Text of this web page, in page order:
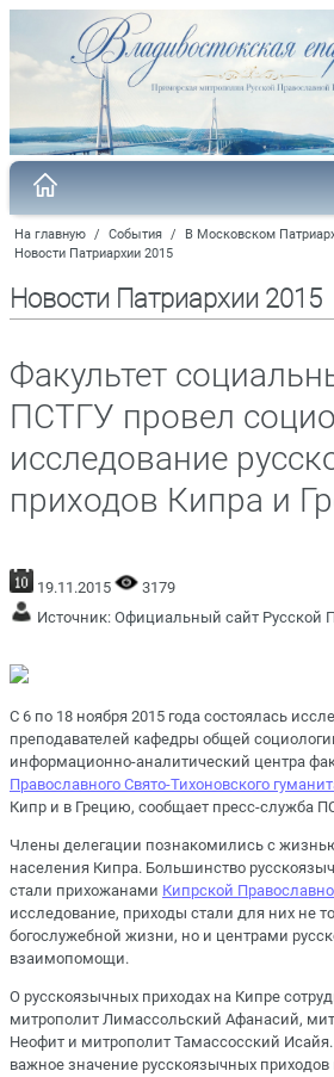
На главную / События / В Московском
Новости Патриархии 2015
Новости Патриархии 2015
Факультет
ПСТГУ провел
исследование
приходов Кипра и
19.11.2015
3179
Источник: Официальный сайт Русской
С 6 по 18 ноября 2015 года состоялась
преподавателей кафедры общей
информационно-аналитический центра
Православного Свято-Тихоновского
Кипр и в Грецию, сообщает пресс-служба
Члены делегации познакомились с
населения Кипра. Большинство
стали прихожанами Кипрской
исследование, приходы стали для них не
богослужебной жизни, но и центрами
взаимопомощи.
О русскоязычных приходах на Кипре
митрополит Лимассольский Афанасий,
Неофит и митрополит Тамассосский
важное значение русскоязычных